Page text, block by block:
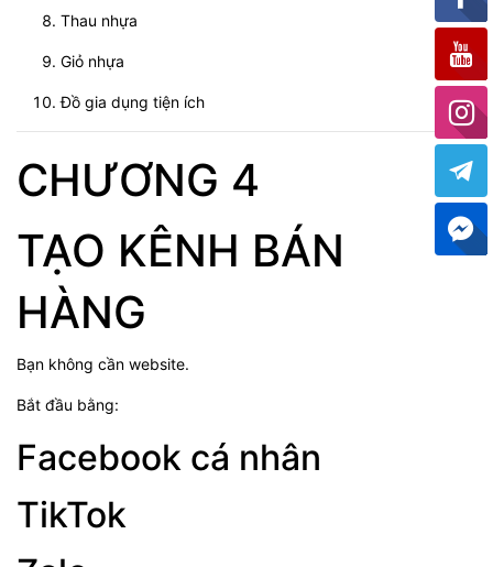
Thau nhựa
Giỏ nhựa
Đồ gia dụng tiện ích
CHƯƠNG 4
TẠO KÊNH BÁN
HÀNG
Bạn không cần website.
Bắt đầu bằng:
Facebook cá nhân
TikTok